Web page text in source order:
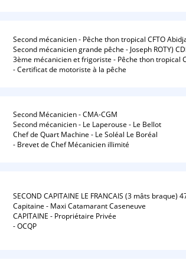
Second mécanicien - Pêche thon tropical CFTO
Second mécanicien grande pêche - Joseph ROTY)
3ème mécanicien et frigoriste - Pêche thon tropical
- Certificat de motoriste à la pêche
Second Mécanicien - CMA-CGM
Second mécanicien - Le Laperouse - Le Bellot
Chef de Quart Machine - Le Soléal Le Boréal
- Brevet de Chef Mécanicien illimité
SECOND CAPITAINE LE FRANCAIS (3 mâts braque)
Capitaine - Maxi Catamarant Caseneuve
CAPITAINE - Propriétaire Privée
- OCQP